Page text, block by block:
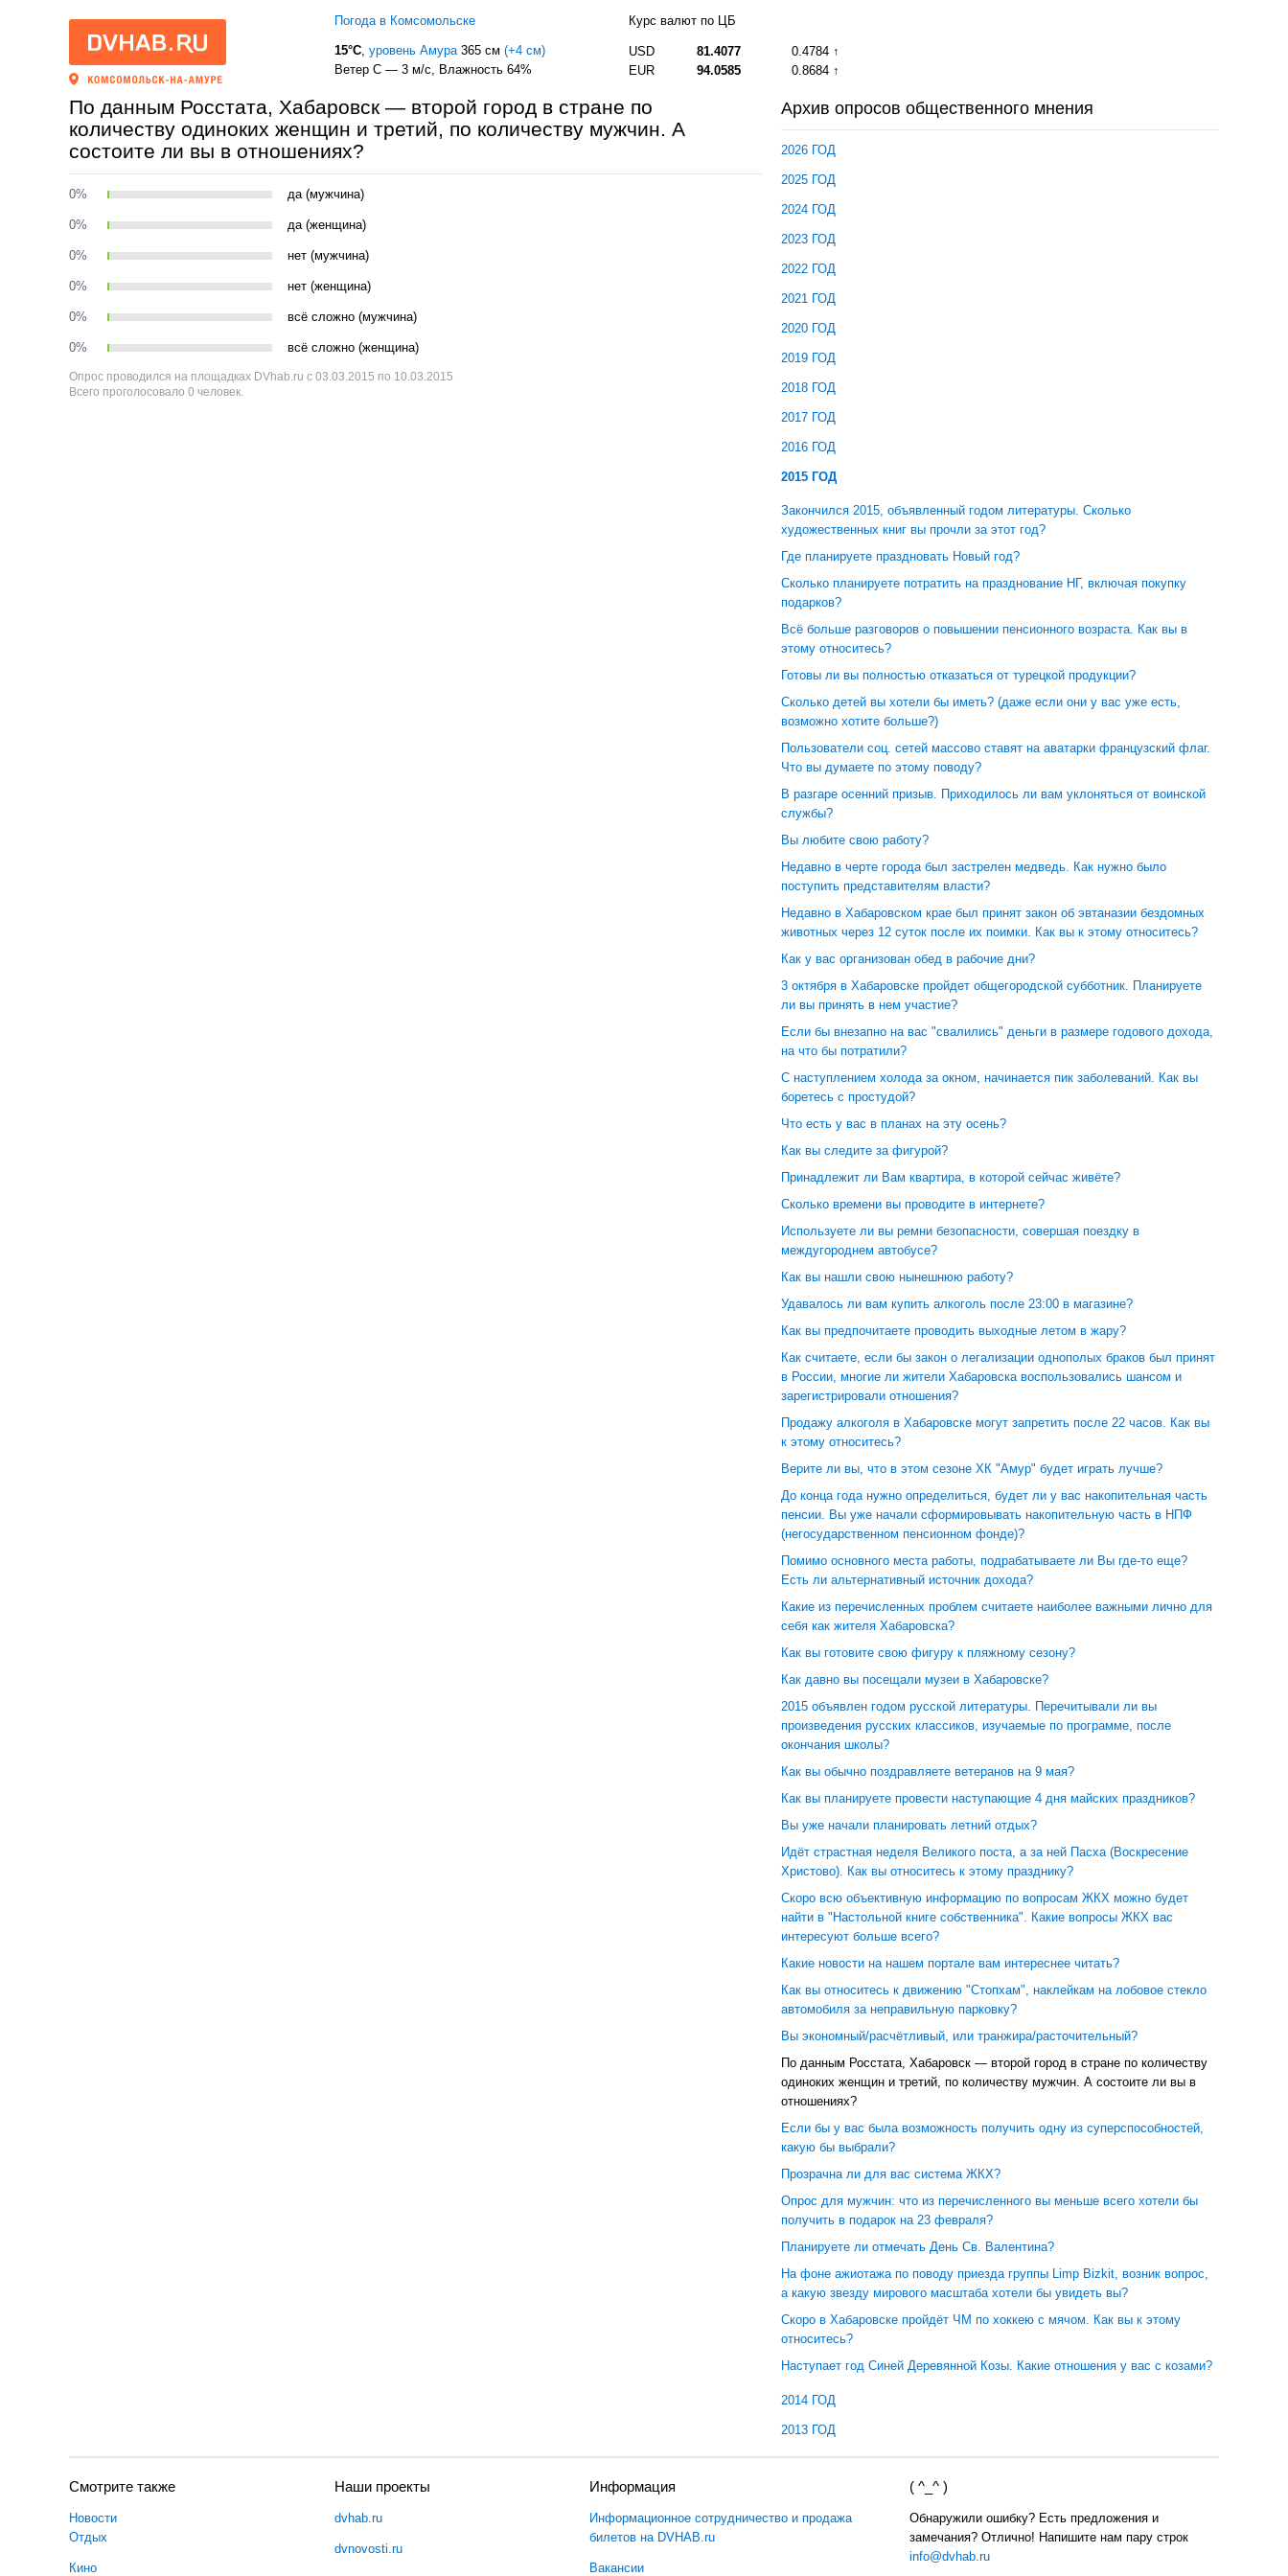
Погода в Комсомольске
15°C, уровень Амура365 см (+4 см)
Ветер С — 3 м/с, Влажность 64%
Курс валют по ЦБ
USD 81.4077
0.4784
EUR
94.0585 0.8684
По данным Росстата, Хабаровск — второй город в стране по
количеству одиноких женщин и третий, по количеству мужчин. А
состоите ли вы в отношениях?
0% да (мужчина)
0% да (женщина)
0% нет (мужчина)
0% нет (женщина)
0% всё сложно (мужчина)
0% всё сложно (женщина)
Опрос проводился на площадках DVhab.ru с 03.03.2015 по 10.03.2015
Всего проголосовало 0 человек.
Архив опросов общественного мнения
2026 ГОД
2025 ГОД
2024 ГОД
2023 ГОД
2022 ГОД
2021 ГОД
2020 ГОД
2019 ГОД
2018 ГОД
2017 ГОД
2016 ГОД
2015 ГОД
Закончился 2015, объявленный годом литературы. Сколько
художественных книг вы прочли за этот год?
Где планируете праздновать Новый год?
Сколько планируете потратить на празднование НГ, включая покупку
подарков?
Всё больше разговоров о повышении пенсионного возраста. Как вы в
этому относитесь?
Готовы ли вы полностью отказаться от турецкой продукции?
Сколько детей вы хотели бы иметь? (даже если они у вас уже есть,
возможно хотите больше?)
Пользователи соц. сетей массово ставят на аватарки французский флаг.
Что вы думаете по этому поводу?
В разгаре осенний призыв. Приходилось ли вам уклоняться от воинской
службы?
Вы любите свою работу?
Недавно в черте города был застрелен медведь. Как нужно было
поступить представителям власти?
Недавно в Хабаровском крае был принят закон об эвтаназии бездомных
животных через 12 суток после их поимки. Как вы к этому относитесь?
Как у вас организован обед в рабочие дни?
3 октября в Хабаровске пройдет общегородской субботник. Планируете
ли вы принять в нем участие?
Если бы внезапно на вас "свалились" деньги в размере годового дохода,
на что бы потратили?
С наступлением холода за окном, начинается пик заболеваний. Как вы
боретесь с простудой?
Что есть у вас в планах на эту осень?
Как вы следите за фигурой?
Принадлежит ли Вам квартира, в которой сейчас живёте?
Сколько времени вы проводите в интернете?
Используете ли вы ремни безопасности, совершая поездку в
междугороднем автобусе?
Как вы нашли свою нынешнюю работу?
Удавалось ли вам купить алкоголь после 23:00 в магазине?
Как вы предпочитаете проводить выходные летом в жару?
Как считаете, если бы закон о легализации однополых браков был принят
в России, многие ли жители Хабаровска воспользовались шансом и
зарегистрировали отношения?
Продажу алкоголя в Хабаровске могут запретить после 22 часов. Как вы
к этому относитесь?
Верите ли вы, что в этом сезоне ХК "Амур" будет играть лучше?
До конца года нужно определиться, будет ли у вас накопительная часть
пенсии. Вы уже начали сформировывать накопительную часть в НПФ
(негосударственном пенсионном фонде)?
Помимо основного места работы, подрабатываете ли Вы где-то еще?
Есть ли альтернативный источник дохода?
Какие из перечисленных проблем считаете наиболее важными лично для
себя как жителя Хабаровска?
Как вы готовите свою фигуру к пляжному сезону?
Как давно вы посещали музеи в Хабаровске?
2015 объявлен годом русской литературы. Перечитывали ли вы
произведения русских классиков, изучаемые по программе, после
окончания школы?
Как вы обычно поздравляете ветеранов на 9 мая?
Как вы планируете провести наступающие 4 дня майских праздников?
Вы уже начали планировать летний отдых?
Идёт страстная неделя Великого поста, а за ней Пасха (Воскресение
Христово). Как вы относитесь к этому празднику?
Скоро всю объективную информацию по вопросам ЖКХ можно будет
найти в "Настольной книге собственника". Какие вопросы ЖКХ вас
интересуют больше всего?
Какие новости на нашем портале вам интереснее читать?
Как вы относитесь к движению "Стопхам", наклейкам на лобовое стекло
автомобиля за неправильную парковку?
Вы экономный/расчётливый, или транжира/расточительный?
По данным Росстата, Хабаровск — второй город в стране по количеству
одиноких женщин и третий, по количеству мужчин. А состоите ли вы в
отношениях?
Если бы у вас была возможность получить одну из суперспособностей,
какую бы выбрали?
Прозрачна ли для вас система ЖКХ?
Опрос для мужчин: что из перечисленного вы меньше всего хотели бы
получить в подарок на 23 февраля?
Планируете ли отмечать День Св. Валентина?
На фоне ажиотажа по поводу приезда группы Limp Bizkit, возник вопрос,
а какую звезду мирового масштаба хотели бы увидеть вы?
Скоро в Хабаровске пройдёт ЧМ по хоккею с мячом. Как вы к этому
относитесь?
Наступает год Синей Деревянной Козы. Какие отношения у вас с козами?
2014 ГОД
2013 ГОД
Смотрите также
Новости
Отдых
Кино
Наши проекты
dvhab.ru
dvnovosti.ru
Информация
Информационное сотрудничество и продажа
билетов на DVHAB.ru
Вакансии
( ^_^ )
Обнаружили ошибку? Есть предложения и
замечания? Отлично! Напишите нам пару строк
info@dvhab.ru